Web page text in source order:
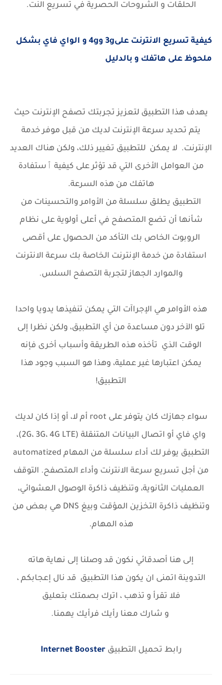
الحلقات و الشروحات الحصرية في تسريع النت.
كيفية تسريع الانترنت على3g و4g و الواي فاي بشكل
ملحوظ على هاتفك و بالدليل
يهدف هذا التطبيق لتعزيز تجربتك تصفح الإنترنت حيث
يتم تحديد سرعة الإنترنت لديك من قبل موفر خدمة
الإنترنت. لا يمكن للتطبيق تغيير ذلك، ولكن هناك العديد
من العوامل الأخرى التي قد تؤثر على كيفية ٱستفادة
هاتفك من هذه السرعة.
التطبيق يطلق سلسلة من الأوامر والتحسينات من
شأنها أن تضع المتصفح في أعلى أولوية على نظام
الروبوت الخاص بك التأكد من الحصول على أقصى
استفادة من خدمة الإنترنت الخاصة بك سرعة الانترنت
والموارد الجهاز لتجربة التصفح السلس.
هذه الأوامر هي الإجراآت التي يمكن تنفيذها يدويا واحدا
تلو الآخر دون مساعدة من أي التطبيق، ولكن نظرا إلى
الوقت الذي تأخذه هذه الطريقة وأسباب أخرى فإنه
يمكن اعتبارهاغير عملية، وهذا هو السبب وجود هذا
التطبيق!
سواء جهازك كان يتوفر على root أم لا، أو إذا كان لديك
واي فاي أو اتصال البيانات المتنقلة (2G، 3G، 4G LTE)،
التطبيق يوفر لك أداء سلسلة من المهام automatized
من أجل تسريع سرعة الانترنت وأداء المتصفح. التوقف
العمليات الثانوية، وتنظيف ذاكرة الوصول العشوائي،
وتنظيف ذاكرة التخزين المؤقت وبيغ DNS هي بعض من
هذه المهام.
إلى هنا أصدقائي نكون قد وصلنا إلى نهاية هاته
التدوينة اتمنى ان يكون هذا التطبيق قد نال إعجابكم ،
فلا تقرأ و تذهب ، اترك بصمتك بتعليق
و شارك معنا رأيك فرأيك يهمنا.
رابط تحميل التطبيقInternet Booster